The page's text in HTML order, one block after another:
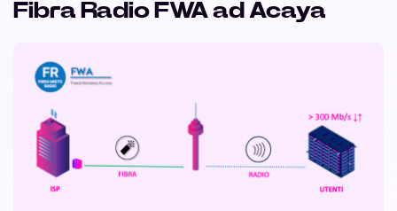
Fibra Radio FWA ad Acaya